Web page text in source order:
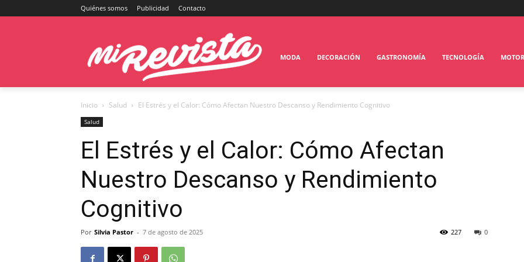
Quiénes somos Publicidad Contacto
MODA DECORACIÓN GASTRONOMÍA TECNOLOGÍA MOTOR
Inicio Salud El Estrés y el Calor: Cómo Afectan Nuestro Descanso y Rendimiento Cognitivo
Salud
El Estrés y el Calor: Cómo Afectan
Nuestro Descanso y Rendimiento
Cognitivo
Por Silvia Pastor - 7 de agosto de 2025 0
227